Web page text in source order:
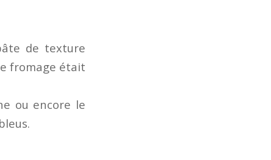
de texture
fromage était
ou encore le